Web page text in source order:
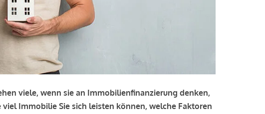
viele, wenn sie an Immobilienfinanzierung denken,
Immobilie Sie sich leisten können, welche Faktoren